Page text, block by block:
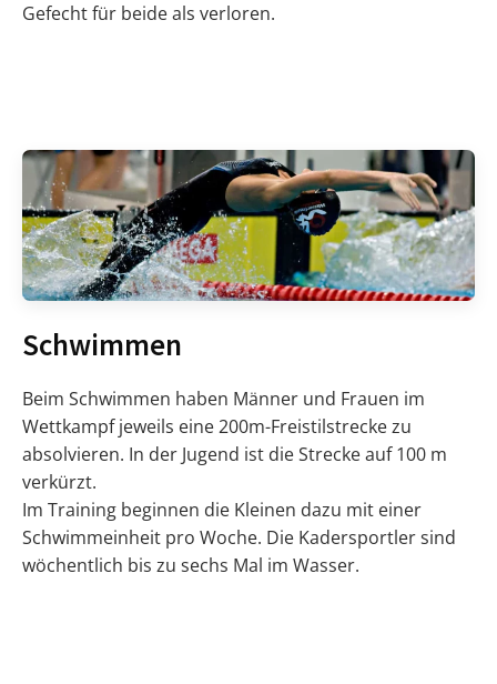
Gefecht für beide als verloren.
Schwimmen
Beim Schwimmen haben Männer und Frauen im
Wettkampf jeweils eine 200m-Freistilstrecke zu
absolvieren. In der Jugend ist die Strecke auf 100 m
verkürzt.
Im Training beginnen die Kleinen dazu mit einer
Schwimmeinheit pro Woche. Die Kadersportler sind
wöchentlich bis zu sechs Mal im Wasser.